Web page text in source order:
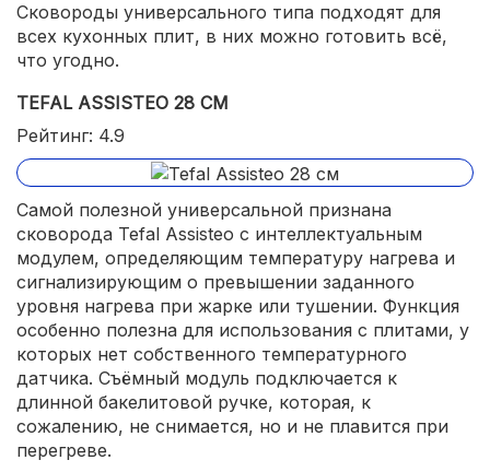
Сковороды универсального типа подходят для
всех кухонных плит, в них можно готовить всё,
что угодно.
TEFAL ASSISTEO 28 СМ
Рейтинг: 4.9
Самой полезной универсальной признана
сковорода Tefal Assisteo с интеллектуальным
модулем, определяющим температуру нагрева и
сигнализирующим о превышении заданного
уровня нагрева при жарке или тушении. Функция
особенно полезна для использования с плитами, у
которых нет собственного температурного
датчика. Съёмный модуль подключается к
длинной бакелитовой ручке, которая, к
сожалению, не снимается, но и не плавится при
перегреве.